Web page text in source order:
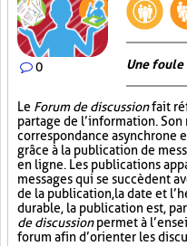
0 Une foule
Le Forum de discussionfait
partage de l’information.
correspondance asynchrone
grâce à la publication de
en ligne. Les publications
messages qui se succèdent
de la publication, la date et
durable, la publication est,
de discussionpermet à
forum afin d’orienter les